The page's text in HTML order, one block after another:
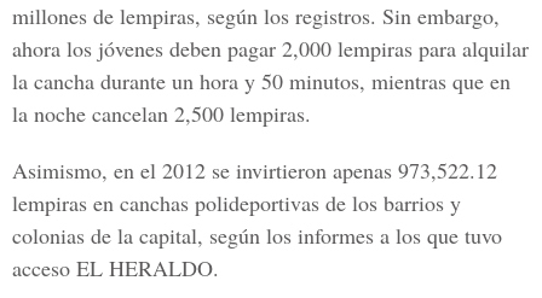
millones de lempiras, según los registros. Sin embargo,
ahora los jóvenes deben pagar 2,000 lempiras para alquilar
la cancha durante un hora y 50 minutos, mientras que en
la noche cancelan 2,500 lempiras.
Asimismo, en el 2012 se invirtieron apenas 973,522.12
lempiras en canchas polideportivas de los barrios y
colonias de la capital, según los informes a los que tuvo
acceso EL HERALDO.